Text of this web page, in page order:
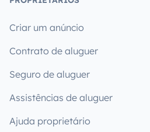
Criar um anúncio
Contrato de aluguer
Seguro de aluguer
Assistências de aluguer
Ajuda proprietário